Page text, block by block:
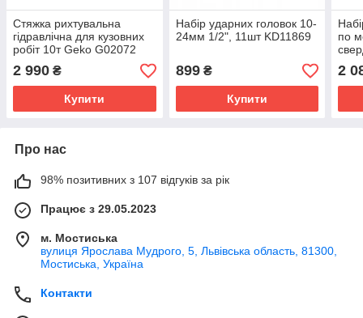
Стяжка рихтувальна
гідравлічна для кузовних
робіт 10т Geko G02072
2 990 ₴
Купити
Набір ударних головок 10-
24мм 1/2", 11шт KD11869
899₴
Купити
по
мм
2
Про нас
98% позитивних з 107 відгуків за рік
Працює з 29.05.2023
м. Мостиська
вулиця Ярослава Мудрого, 5, Львівська область, 81300,
Мостиська, Україна
Контакти